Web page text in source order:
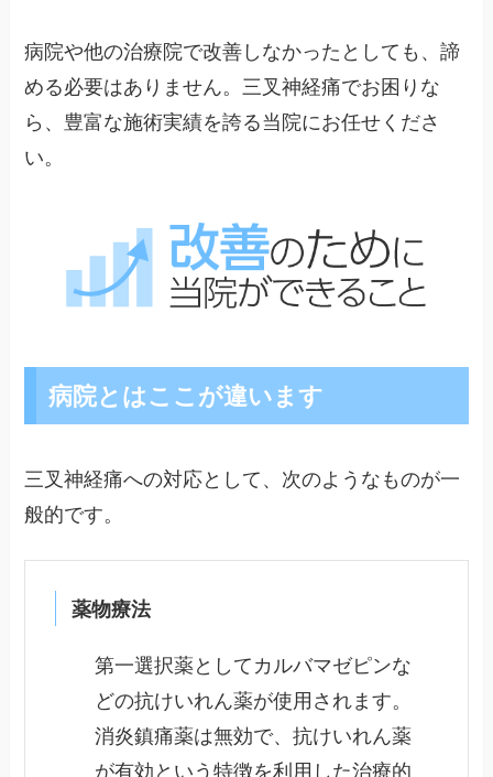
病院や他の治療院で改善しなかったとしても、諦
める必要はありません。三叉神経痛でお困りな
ら、豊富な施術実績を誇る当院にお任せくださ
い。
病院とはここが違います
三叉神経痛への対応として、次のようなものが一
般的です。
薬物療法
第一選択薬としてカルバマゼピンな
どの抗けいれん薬が使用されます。
消炎鎮痛薬は無効で、抗けいれん薬
が有効という特徴を利用した治療的